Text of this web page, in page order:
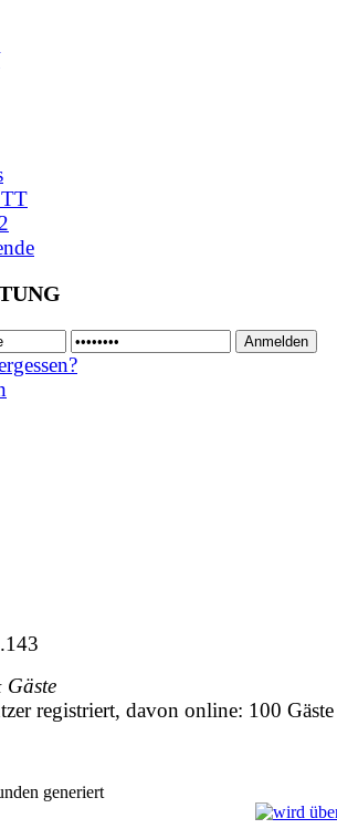
Gäste
registriert, davon online: 100 Gäste
generiert